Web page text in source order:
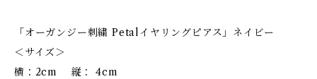
「オーガンジー刺繍 Petalイヤリングピアス」ネイビー
＜サイズ＞
横：2cm 縦： 4cm